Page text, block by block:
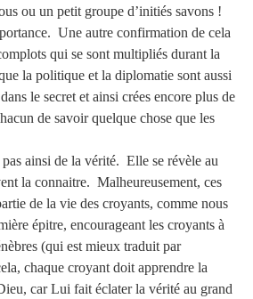
ou un petit groupe d’initiés savons !
Une autre confirmation de cela
qui se sont multipliés durant la
la politique et la diplomatie sont aussi
le secret et ainsi crées encore plus de
de savoir quelque chose que les
ainsi de la vérité. Elle se révèle au
la connaitre. Malheureusement, ces
de la vie des croyants, comme nous
épitre, encourageant les croyants à
(qui est mieux traduit par
chaque croyant doit apprendre la
car Lui fait éclater la vérité au grand